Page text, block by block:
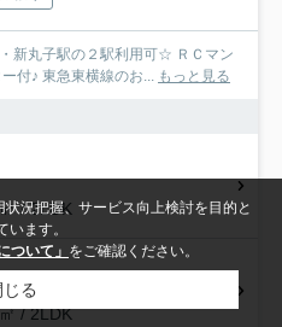
新丸子駅の２駅利用可☆ ＲＣマン
付♪ 東急東横線のお...
もっと見る
/ 2LDK
/ 2LDK
況把握、サービス向上検討を目的と
ます。
ついて」 をご確認ください。
じる